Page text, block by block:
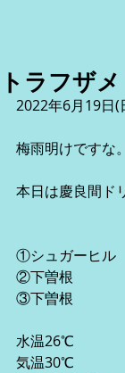
トラフザメ
2022年6月19日(
梅雨明けですな。
本日は慶良間ド
①シュガーヒル
②下曽根
③下曽根
水温26℃
気温30℃